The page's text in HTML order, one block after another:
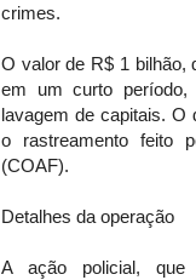
crimes.
O valor de R$ 1 bilhão,
em um curto período,
lavagem de capitais. O
o rastreamento feito
(COAF).
Detalhes da operação
A ação policial, que